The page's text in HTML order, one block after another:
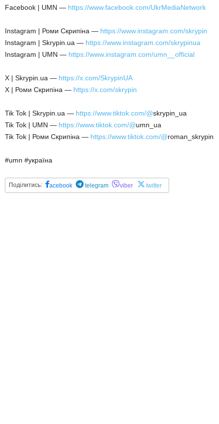
Facebook | UMN — https://www.facebook.com/UkrMediaNetwork
Instagram | Роми Скрипіна — https://www.instagram.com/skrypin
Instagram | Skrypin.ua — https://www.instagram.com/skrypinua
Instagram | UMN — https://www.instagram.com/umn__official
X | Skrypin.ua — https://x.com/SkrypinUA
X | Роми Скрипіна — https://x.com/skrypin
Tik Tok | Skrypin.ua — https://www.tiktok.com/@skrypin_ua
Tik Tok | UMN — https://www.tiktok.com/@umn_ua
Tik Tok | Роми Скрипіна — https://www.tiktok.com/@roman_skrypin
#umn #україна
Поділитись: acebook telegram viber twitter